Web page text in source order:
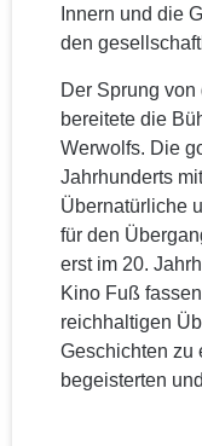
Innern und die
den
Der Sprung
bereitete die
Werwolfs. Die
Jahrhunderts
Übernatürliche
für den
erst im 20.
Kino Fuß
reichhaltigen
Geschichten zu
begeisterten